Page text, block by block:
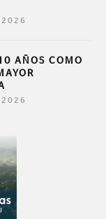
2026
AÑOS COMO
2026